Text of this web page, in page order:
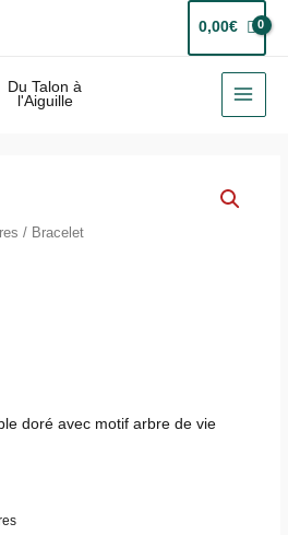
0,00€
/ Bracelet
doré avec motif arbre de vie